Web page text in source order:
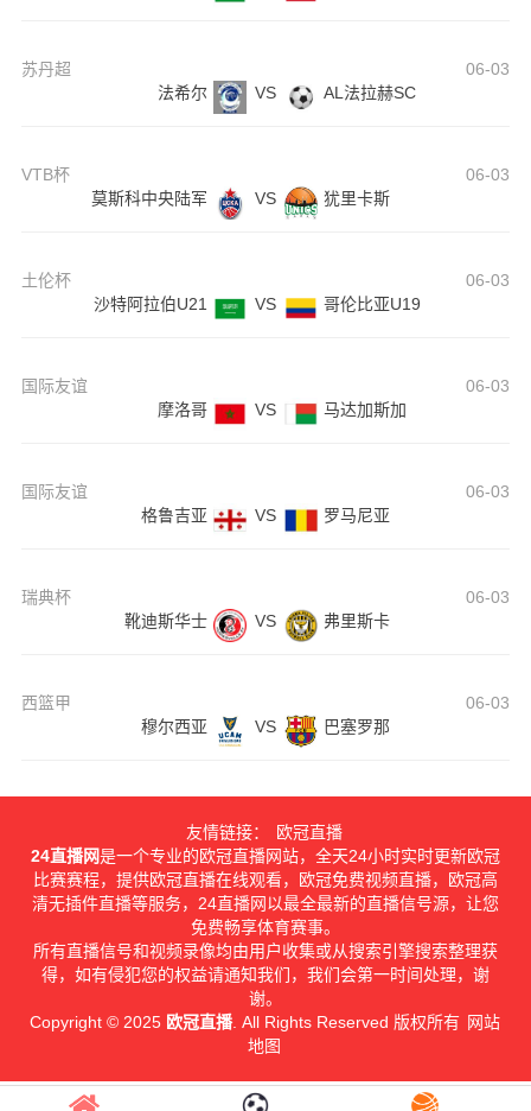
苏丹超
06-03
法希尔
VS AL法拉赫SC
VTB杯
06-03
莫斯科中央陆军
VS 犹里卡斯
土伦杯
06-03
沙特阿拉伯U21
VS 哥伦比亚U19
国际友谊
06-03
摩洛哥
VS 马达加斯加
国际友谊
06-03
格鲁吉亚
VS 罗马尼亚
瑞典杯
06-03
靴迪斯华士
VS 弗里斯卡
西篮甲
06-03
穆尔西亚
VS 巴塞罗那
友情链接：
欧冠直播
24直播网是一个专业的欧冠直播网站，全天24小时实时更新欧冠
比赛赛程，提供欧冠直播在线观看，欧冠免费视频直播，欧冠高
清无插件直播等服务，24直播网以最全最新的直播信号源，让您
免费畅享体育赛事。
所有直播信号和视频录像均由用户收集或从搜索引擎搜索整理获
得，如有侵犯您的权益请通知我们，我们会第一时间处理，谢
谢。
Copyright © 2025 欧冠直播. All Rights Reserved 版权所有 网站
地图